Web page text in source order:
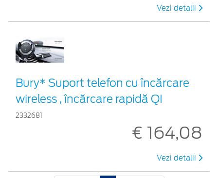
Vezi detalii
Bury* Suport telefon cu încărcare
wireless , încărcare rapidă QI
2332681
€ 164,08
Vezi detalii